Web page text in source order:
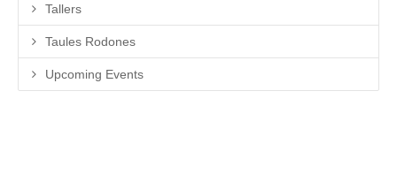
Tallers
Taules Rodones
Upcoming Events